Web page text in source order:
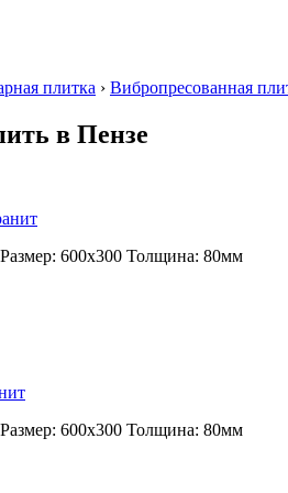
плитка › Вибропресованная
в Пензе
600х300 Толщина: 80мм
600х300 Толщина: 80мм